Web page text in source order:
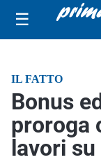
☰
IL FATTO
Bonus
proroga
lavori